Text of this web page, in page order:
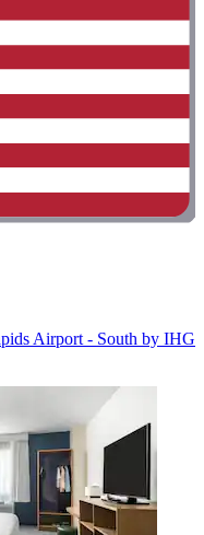
Airport - South by IHG